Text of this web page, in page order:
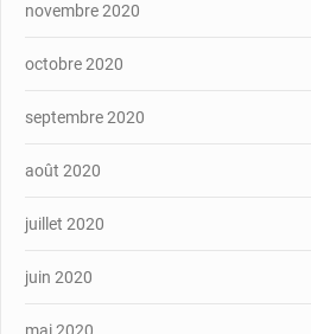
novembre 2020
octobre 2020
septembre 2020
août 2020
juillet 2020
juin 2020